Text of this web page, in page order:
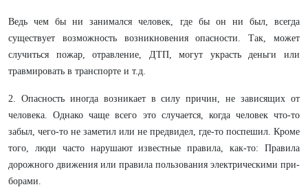
Ведь чем бы ни занимался человек, где бы он ни был, всегда
существует возможность возник­новения опасности. Так, может
случиться по­жар, отравление, ДТП, могут украсть деньги или
травмировать в транспорте и т.д.
2. Опасность иногда возникает в силу причин, не зависящих от
человека. Однако чаще всего это случается, когда человек что-то
забыл, чего-то не заметил или не предвидел, где-то поспешил. Кроме
того, люди часто нарушают известные правила, как-то: Правила
дорожного движения или правила пользования электрическими при­
борами.